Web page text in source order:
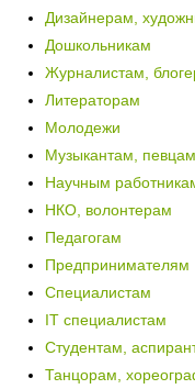
Дизайнерам,
Дошкольникам
Журналистам,
Литераторам
Молодежи
Музыкантам,
Научным
НКО, волонтерам
Педагогам
Предпринимателям
Специалистам
IT специалистам
Студентам,
Танцорам,